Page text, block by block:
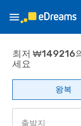
최저 ₩149216
세요
왕복
출발지